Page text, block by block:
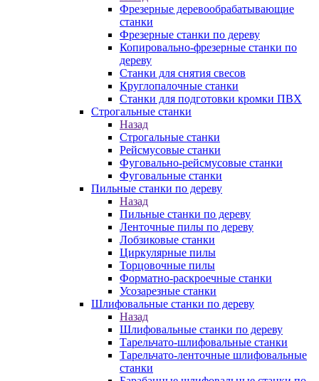
Фрезерные деревообрабатывающие
станки
Фрезерные станки по дереву
Копировально-фрезерные станки по
дереву
Станки для снятия свесов
Круглопалочные станки
Станки для подготовки кромки ПВХ
Строгальные станки
Назад
Строгальные станки
Рейсмусовые станки
Фуговально-рейсмусовые станки
Фуговальные станки
Пильные станки по дереву
Назад
Пильные станки по дереву
Ленточные пилы по дереву
Лобзиковые станки
Циркулярные пилы
Торцовочные пилы
Форматно-раскроечные станки
Усозарезные станки
Шлифовальные станки по дереву
Назад
Шлифовальные станки по дереву
Тарельчато-шлифовальные станки
Тарельчато-ленточные шлифовальные
станки